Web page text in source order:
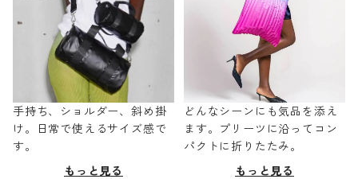
手持ち、ショルダー、斜め掛
け。日常で使えるサイズ感で
す。
もっと見る
どんなシーンにも気品を添え
ます。プリーツに沿ってコン
パクトに折りたたみ。
もっと見る